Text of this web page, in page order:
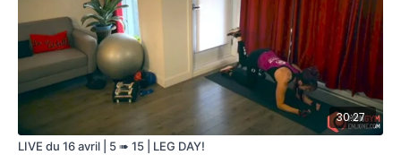
30:27
LIVE du 16 avril | 5 ➠ 15 | LEG DAY!